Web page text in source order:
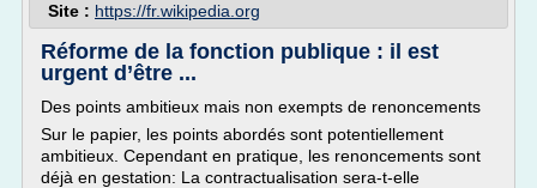
Site : https://fr.wikipedia.org
Réforme de la fonction publique : il est
urgent d’être ...
Des points ambitieux mais non exempts de renoncements
Sur le papier, les points abordés sont potentiellement
ambitieux. Cependant en pratique, les renoncements sont
déjà en gestation: La contractualisation sera-t-elle